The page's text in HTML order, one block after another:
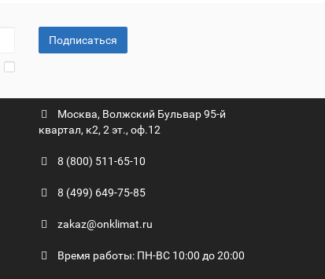
Подписаться
Москва, Волжский Бульвар 95-й
квартал, к2, 2 эт., оф.12
8 (800) 511-65-10
8 (499) 649-75-85
zakaz@onklimat.ru
Время работы: ПН-ВС 10:00 до 20:00